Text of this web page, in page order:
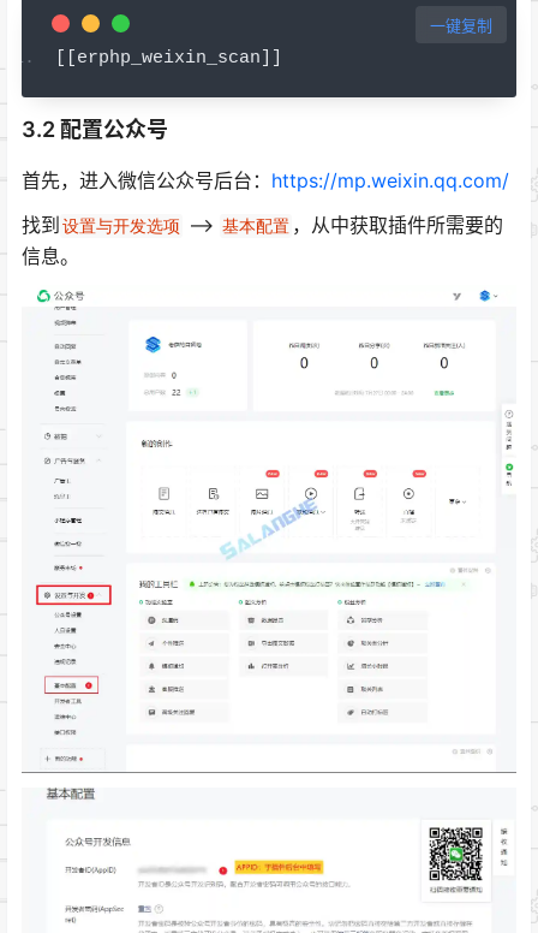
erphp_weixin_scan
一键复制
3.2 配置公众号
首先，进入微信公众号后台： https://mp.weixin.qq.com/
找到设置与开发选项 –> 基本配置 ，从中获取插件所需要的
信息。